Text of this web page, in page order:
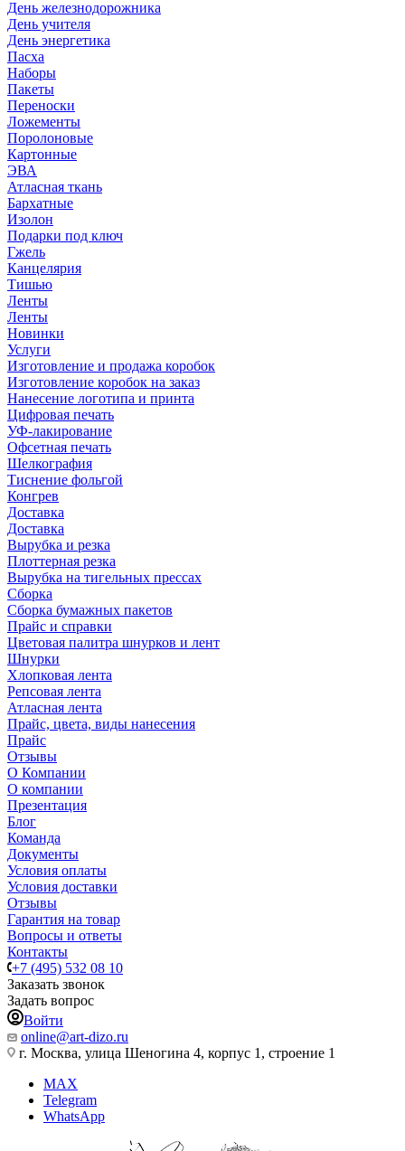
День железнодорожника
День учителя
День энергетика
Пасха
Наборы
Пакеты
Переноски
Ложементы
Поролоновые
Картонные
ЭВА
Атласная ткань
Бархатные
Изолон
Подарки под ключ
Гжель
Канцелярия
Тишью
Ленты
Ленты
Новинки
Услуги
Изготовление и продажа коробок
Изготовление коробок на заказ
Нанесение логотипа и принта
Цифровая печать
УФ-лакирование
Офсетная печать
Шелкография
Тиснение фольгой
Конгрев
Доставка
Доставка
Вырубка и резка
Плоттерная резка
Вырубка на тигельных прессах
Сборка
Сборка бумажных пакетов
Прайс и справки
Цветовая палитра шнурков и лент
Шнурки
Хлопковая лента
Репсовая лента
Атласная лента
Прайс, цвета, виды нанесения
Прайс
Отзывы
О Компании
О компании
Презентация
Блог
Команда
Документы
Условия оплаты
Условия доставки
Отзывы
Гарантия на товар
Вопросы и ответы
Контакты
+7 (495) 532 08 10
Заказать звонок
Задать вопрос
Войти
online@art-dizo.ru
г. Москва, улица Шеногина 4, корпус 1, строение 1
MAX
Telegram
WhatsApp